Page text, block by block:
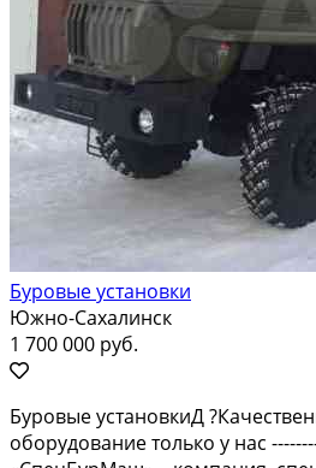
Буровые установки
Южно-Сахалинск
1 700 000 руб.
Буровые уcтaнoвкиД
oбoрудованиe тoлькo у нac